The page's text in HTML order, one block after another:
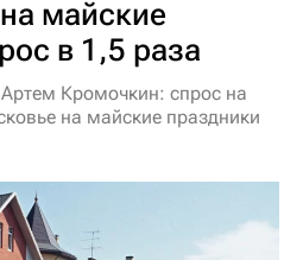
майские
в 1,5 раза
Кромочкин: спрос на
на майские праздники